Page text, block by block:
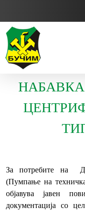
За потребите на
(Пумпање на
објавува јавен
документација со